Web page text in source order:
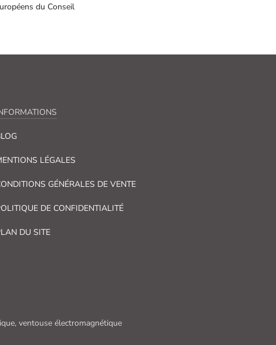
du Conseil
LÉGALES
GÉNÉRALES DE VENTE
DE CONFIDENTIALITÉ
DU SITE
ventouse électromagnétique